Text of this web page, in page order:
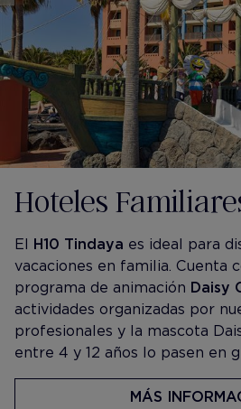
Hoteles
El H10 Tindaya es ideal para
vacaciones en familia. Cuenta
programa de animación Daisy
actividades organizadas por
profesionales y la mascota
entre 4 y 12 años lo pasen en
MÁS